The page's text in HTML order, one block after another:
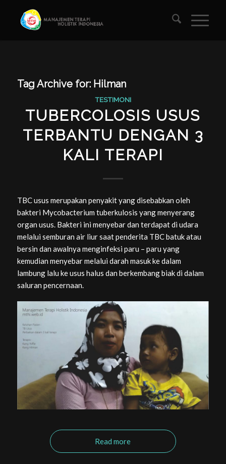
Tag Archive for: Hilman
TESTIMONI
TUBERCOLOSIS USUS
TERBANTU DENGAN 3
KALI TERAPI
TBC usus merupakan penyakit yang disebabkan oleh
bakteri Mycobacterium tuberkulosis yang menyerang
organ usus. Bakteri ini menyebar dan terdapat di udara
melalui semburan air liur saat penderita TBC batuk atau
bersin dan awalnya menginfeksi paru – paru yang
kemudian menyebar melalui darah masuk ke dalam
lambung lalu ke usus halus dan berkembang biak di dalam
saluran pencernaan.
Read more